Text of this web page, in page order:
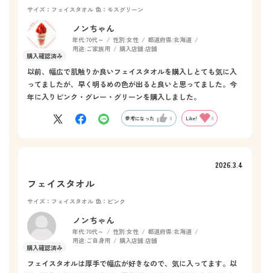
サイズ：フェイスタオル 色：モスグリーン
ノンちゃん
年代:70代～ 性別:女性 都道府県:北海道
用途: ご家族用 購入店舗:店舗
以前、幅広で肌触りか良いフェイスタオルを購入しとても気に入
ってましたが、早く明るめの色が出ると良いと思ってました。今
年に入りピンク・グレー・グリーンを購入しました。
参考になった 0 Like! 0
2026.3.4
フェイスタオル
サイズ：フェイスタオル 色：ピンク
ノンちゃん
年代:70代～ 性別:女性 都道府県:北海道
用途: ご自身用 購入店舗:店舗
フェイスタオルは厚手で幅広が好きなので、気に入ってます。以